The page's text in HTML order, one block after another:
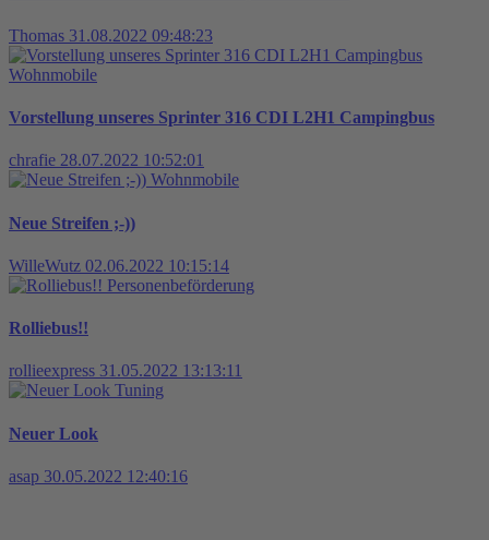
Thomas 31.08.2022 09:48:23
Wohnmobile
Vorstellung unseres Sprinter 316 CDI L2H1 Campingbus
chrafie 28.07.2022 10:52:01
Wohnmobile
Neue Streifen ;-))
WilleWutz 02.06.2022 10:15:14
Personenbeförderung
Rolliebus!!
rollieexpress 31.05.2022 13:13:11
Tuning
Neuer Look
asap 30.05.2022 12:40:16